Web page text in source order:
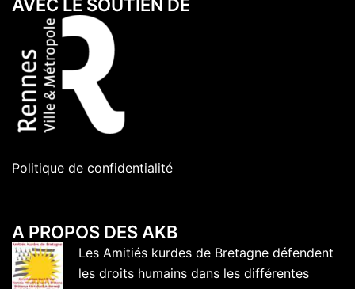
AVEC LE SOUTIEN DE
Politique de confidentialité
A PROPOS DES AKB
Les Amitiés kurdes de Bretagne défendent
les droits humains dans les différentes